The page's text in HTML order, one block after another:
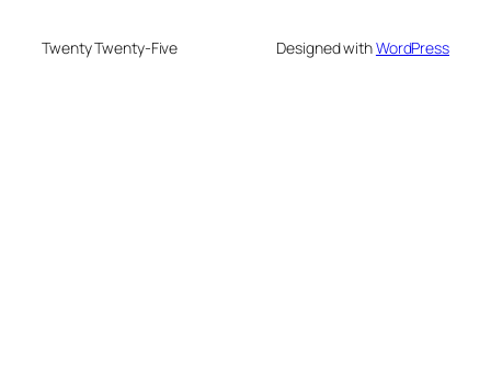
Twenty Twenty-Five Designed withWordPress